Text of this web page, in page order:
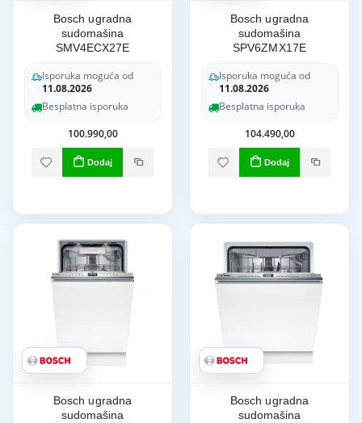
Bosch ugradna
sudomašina
SMV4ECX27E
Isporuka moguća od
11.08.2026
Besplatna isporuka
100.990,00
Dodaj
Bosch ugradna
sudomašina
SPV6ZMX17E
Isporuka moguća od
11.08.2026
Besplatna isporuka
104.490,00
Dodaj
Bosch ugradna
sudomašina
Bosch ugradna
sudomašina